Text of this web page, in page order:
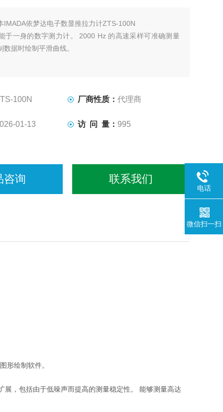
IMADA依梦达电子数显推拉力计ZTS-100N
于一身的数字测力计。 2000 Hz 的高速采样可准确测量
数据时绘制平滑曲线。
100N 厂商性质： 代理商
01-13 访 问 量： 995
咨询 联系我们
形绘制软件。
，包括由于低噪声而提高的测量稳定性。 能够测量高达
电话
微信扫一扫